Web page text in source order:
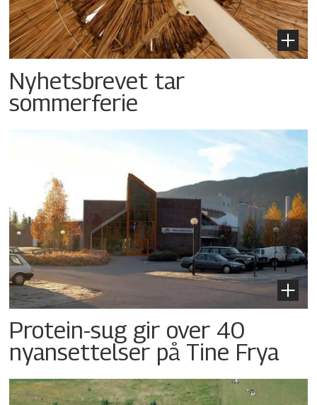
Nyhetsbrevet tar
sommerferie
Protein-sug gir over 40
nyansettelser på Tine Frya